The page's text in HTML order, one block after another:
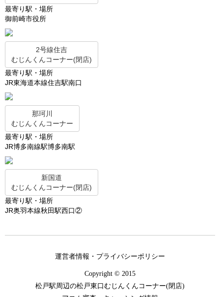
最寄り駅・場所
御前崎市役所
2号線住吉
むじんくんコーナー(閉店)
最寄り駅・場所
JR東海道本線住吉駅南口
那珂川
むじんくんコーナー
最寄り駅・場所
JR博多南線駅博多南駅
新国道
むじんくんコーナー(閉店)
最寄り駅・場所
JR奥羽本線秋田駅西口②
運営者情報・プライバシーポリシー
Copyright © 2015
松戸駅周辺の松戸東口むじんくんコーナー(閉店)